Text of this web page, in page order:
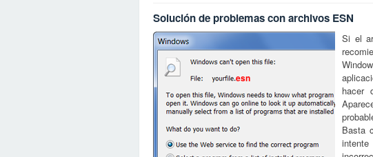
Solución de problemas con archivos ESN
esn
Si el
hacer
Basta